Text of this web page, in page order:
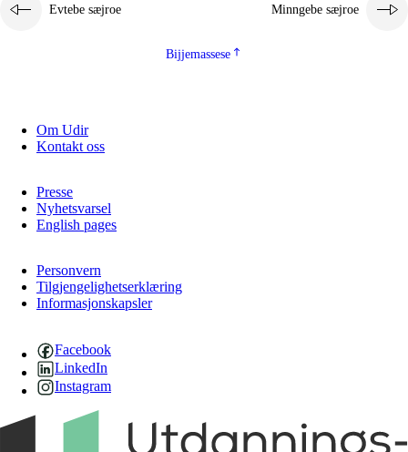
Evtebe sæjroe Minngebe sæjroe
Bijjemassese
Om Udir
Kontakt oss
Presse
Nyhetsvarsel
English pages
Personvern
Tilgjengelighetserklæring
Informasjonskapsler
Facebook
LinkedIn
Instagram